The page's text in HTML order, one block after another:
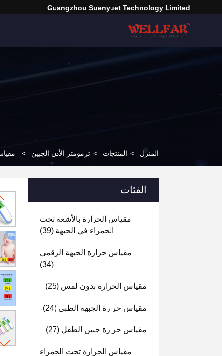
Guangzhou Suenyuet Technology Limited
المنزل > المنتجات > ترمومتر الأذن الجبين >
الفئات
مقياس الحرارة بالأشعة تحت
الحمراء في الجبهة (39)
مقياس حرارة الجبهة الرقمي
(34)
مقياس الحرارة بدون لمس (25)
مقياس حرارة الجبهة الطبي (24)
مقياس حرارة جبين الطفل (27)
مقياس الحرارة تحت الحمراء